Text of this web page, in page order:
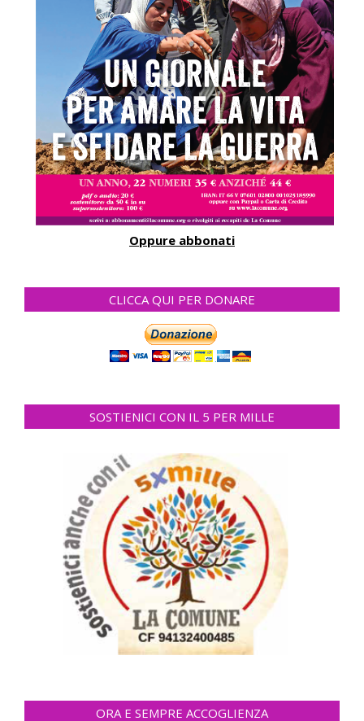
Oppure abbonati
CLICCA QUI PER DONARE
SOSTIENICI CON IL 5 PER MILLE
ORA E SEMPRE ACCOGLIENZA